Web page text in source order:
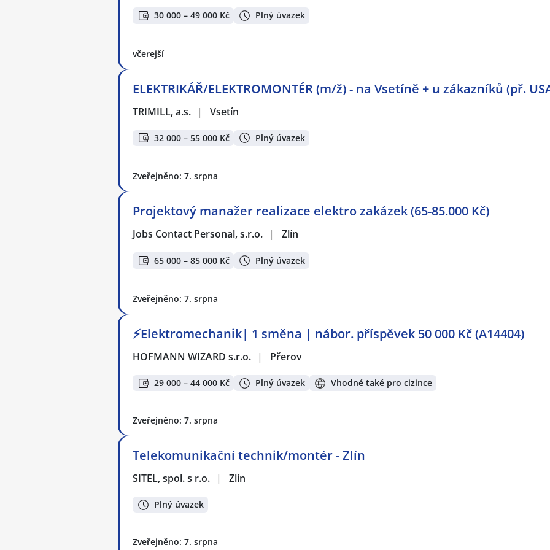
30 000 – 49 000 Kč Plný úvazek
včerejší
ELEKTRIKÁŘ/ELEKTROMONTÉR (m/ž) - na Vsetíně + u zákazníků (př.
TRIMILL, a.s. | Vsetín
32 000 – 55 000 Kč Plný úvazek
Zveřejněno: 7. srpna
Projektový manažer realizace elektro zakázek (65-85.000 Kč)
Jobs Contact Personal, s.r.o. | Zlín
65 000 – 85 000 Kč Plný úvazek
Zveřejněno: 7. srpna
⚡Elektromechanik| 1 směna | nábor. příspěvek 50 000 Kč (A14404)
HOFMANN WIZARD s.r.o. | Přerov
29 000 – 44 000 Kč Plný úvazek Vhodné také pro cizince
Zveřejněno: 7. srpna
Telekomunikační technik/montér - Zlín
SITEL, spol. s r.o. | Zlín
Plný úvazek
Zveřejněno: 7. srpna